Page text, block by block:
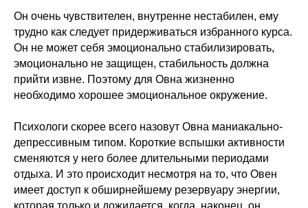
Он очень чувствителен, внутренне нестабилен, ему
трудно как следует придерживаться избранного курса.
Он не может себя эмоционально стабилизировать,
эмоционально не защищен, стабильность должна
прийти извне. Поэтому для Овна жизненно
необходимо хорошее эмоциональное окружение.
Психологи скорее всего назовут Овна маниакально-
депрессивным типом. Короткие вспышки активности
сменяются у него более длительными периодами
отдыха. И это происходит несмотря на то, что Овен
имеет доступ к обширнейшему резервуару энергии,
которая только и дожидается, когда, наконец, он